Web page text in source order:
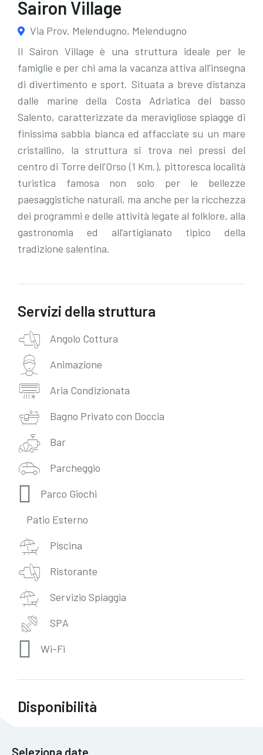
Sairon Village
Via Prov. Melendugno, Melendugno
Il Sairon Village è una struttura ideale per le
famiglie e per chi ama la vacanza attiva all’insegna
di divertimento e sport. Situata a breve distanza
dalle marine della Costa Adriatica del basso
Salento, caratterizzate da meravigliose spiagge di
finissima sabbia bianca ed affacciate su un mare
cristallino, la struttura si trova nei pressi del
centro di Torre dell’Orso (1 Km.), pittoresca località
turistica famosa non solo per le bellezze
paesaggistiche naturali, ma anche per la ricchezza
dei programmi e delle attività legate al folklore, alla
gastronomia ed all’artigianato tipico della
tradizione salentina.
Servizi della struttura
Angolo Cottura
Animazione
Aria Condizionata
Bagno Privato con Doccia
Bar
Parcheggio
Parco Giochi
Patio Esterno
Piscina
Ristorante
Servizio Spiaggia
SPA
Wi-Fi
Disponibilità
Seleziona date